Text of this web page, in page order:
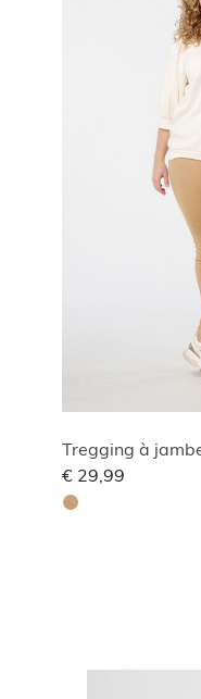
Tregging à
€ 29,99